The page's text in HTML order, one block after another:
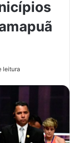
leitura